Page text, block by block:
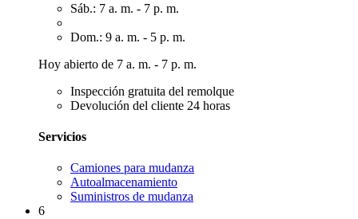
Sáb.: 7 a. m. - 7 p. m.
Dom.: 9 a. m. - 5 p. m.
Hoy abierto de 7 a. m. - 7 p. m.
Inspección gratuita del remolque
Devolución del cliente 24 horas
Servicios
Camiones para mudanza
Autoalmacenamiento
Suministros de mudanza
6